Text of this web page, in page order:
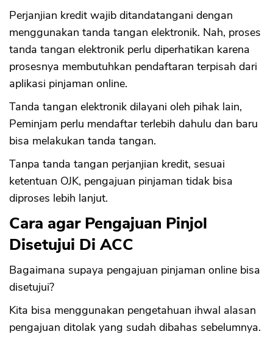
Perjanjian kredit wajib ditandatangani dengan
menggunakan tanda tangan elektronik. Nah, proses
tanda tangan elektronik perlu diperhatikan karena
prosesnya membutuhkan pendaftaran terpisah dari
aplikasi pinjaman online.
Tanda tangan elektronik dilayani oleh pihak lain,
Peminjam perlu mendaftar terlebih dahulu dan baru
bisa melakukan tanda tangan.
Tanpa tanda tangan perjanjian kredit, sesuai
ketentuan OJK, pengajuan pinjaman tidak bisa
diproses lebih lanjut.
Cara agar Pengajuan Pinjol
Disetujui Di ACC
Bagaimana supaya pengajuan pinjaman online bisa
disetujui?
Kita bisa menggunakan pengetahuan ihwal alasan
pengajuan ditolak yang sudah dibahas sebelumnya.